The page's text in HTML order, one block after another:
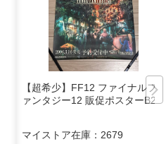
【超希少】FF12 ファイナルフ
ァンタジー12 販促ポスターB2
マイストア在庫： 2679